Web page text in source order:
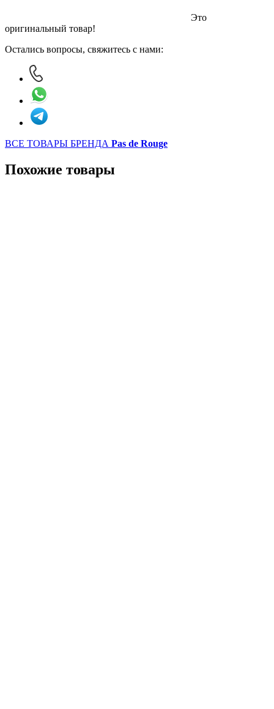
Это
оригинальный товар!
Остались вопросы, свяжитесь с нами:
ВСЕ ТОВАРЫ БРЕНДА Pas de Rouge
Похожие товары